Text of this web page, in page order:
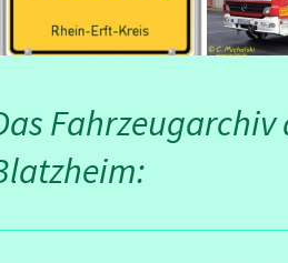
Fahrzeugarchiv